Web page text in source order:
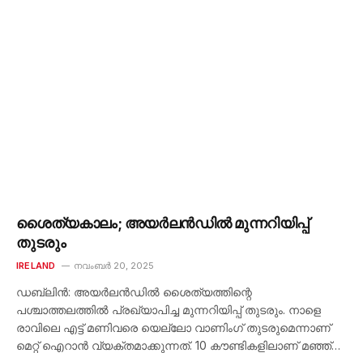
ശൈത്യകാലം; അയർലൻഡിൽ മുന്നറിയിപ്പ്
തുടരും
IRELAND നവംബർ 20, 2025
ഡബ്ലിൻ: അയർലൻഡിൽ ശൈത്യത്തിന്റെ
പശ്ചാത്തലത്തിൽ പ്രഖ്യാപിച്ച മുന്നറിയിപ്പ് തുടരും. നാളെ
രാവിലെ എട്ട് മണിവരെ യെല്ലോ വാണിംഗ് തുടരുമെന്നാണ്
മെറ്റ് ഐറാൻ വ്യക്തമാക്കുന്നത്. 10 കൗണ്ടികളിലാണ് മഞ്ഞ്…